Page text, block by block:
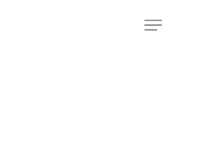
Menu